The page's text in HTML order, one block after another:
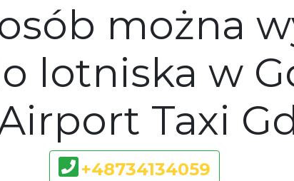
można
lotniska w
Taxi
+48734134059